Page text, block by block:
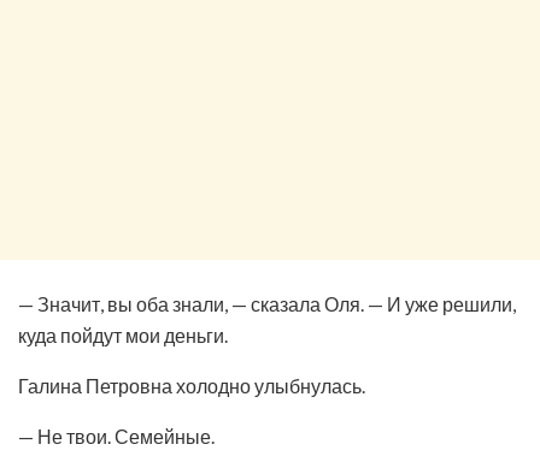
— Значит, вы оба знали, — сказала Оля. — И уже решили,
куда пойдут мои деньги.
Галина Петровна холодно улыбнулась.
— Не твои. Семейные.